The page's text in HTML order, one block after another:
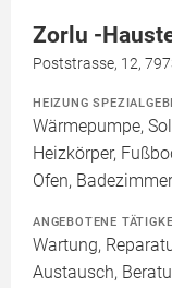
Zorlu -
Poststrasse, 12,
HEIZUNG
Wärmepumpe,
Heizkörper,
Ofen,
ANGEBOTENE
Wartung,
Austausch,